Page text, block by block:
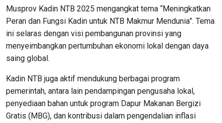
Musprov Kadin NTB 2025 mengangkat tema “Meningkatkan
Peran dan Fungsi Kadin untuk NTB Makmur Mendunia”. Tema
ini selaras dengan visi pembangunan provinsi yang
menyeimbangkan pertumbuhan ekonomi lokal dengan daya
saing global.
Kadin NTB juga aktif mendukung berbagai program
pemerintah, antara lain pendampingan pengusaha lokal,
penyediaan bahan untuk program Dapur Makanan Bergizi
Gratis (MBG), dan kontribusi dalam pengendalian inflasi